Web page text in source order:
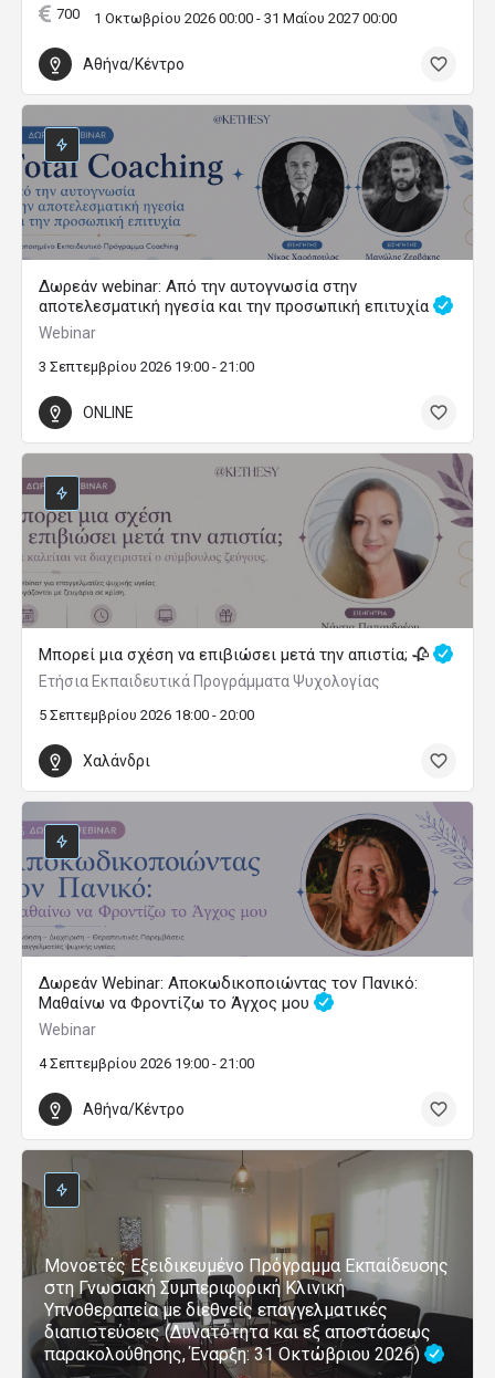
700 1 Οκτωβρίου 2026 00:00 - 31 Μαΐου 2027 00:00
Αθήνα/Κέντρο
Δωρεάν webinar: Από την αυτογνωσία στην
αποτελεσματική ηγεσία και την προσωπική επιτυχία
Webinar
3 Σεπτεμβρίου 2026 19:00 - 21:00
ONLINE
Μπορεί μια σχέση να επιβιώσει μετά την απιστία; 🥀
Ετήσια Εκπαιδευτικά Προγράμματα Ψυχολογίας
5 Σεπτεμβρίου 2026 18:00 - 20:00
Χαλάνδρι
Δωρεάν Webinar: Αποκωδικοποιώντας τον Πανικό:
Μαθαίνω να Φροντίζω το Άγχος μου
Webinar
4 Σεπτεμβρίου 2026 19:00 - 21:00
Αθήνα/Κέντρο
Μονοετές Εξειδικευμένο Πρόγραμμα Εκπαίδευσης
στη Γνωσιακή Συμπεριφορική Κλινική
Υπνοθεραπεία με διεθνείς επαγγελματικές
διαπιστεύσεις (Δυνατότητα και εξ αποστάσεως
παρακολούθησης, Έναρξη: 31 Οκτώβριου 2026)